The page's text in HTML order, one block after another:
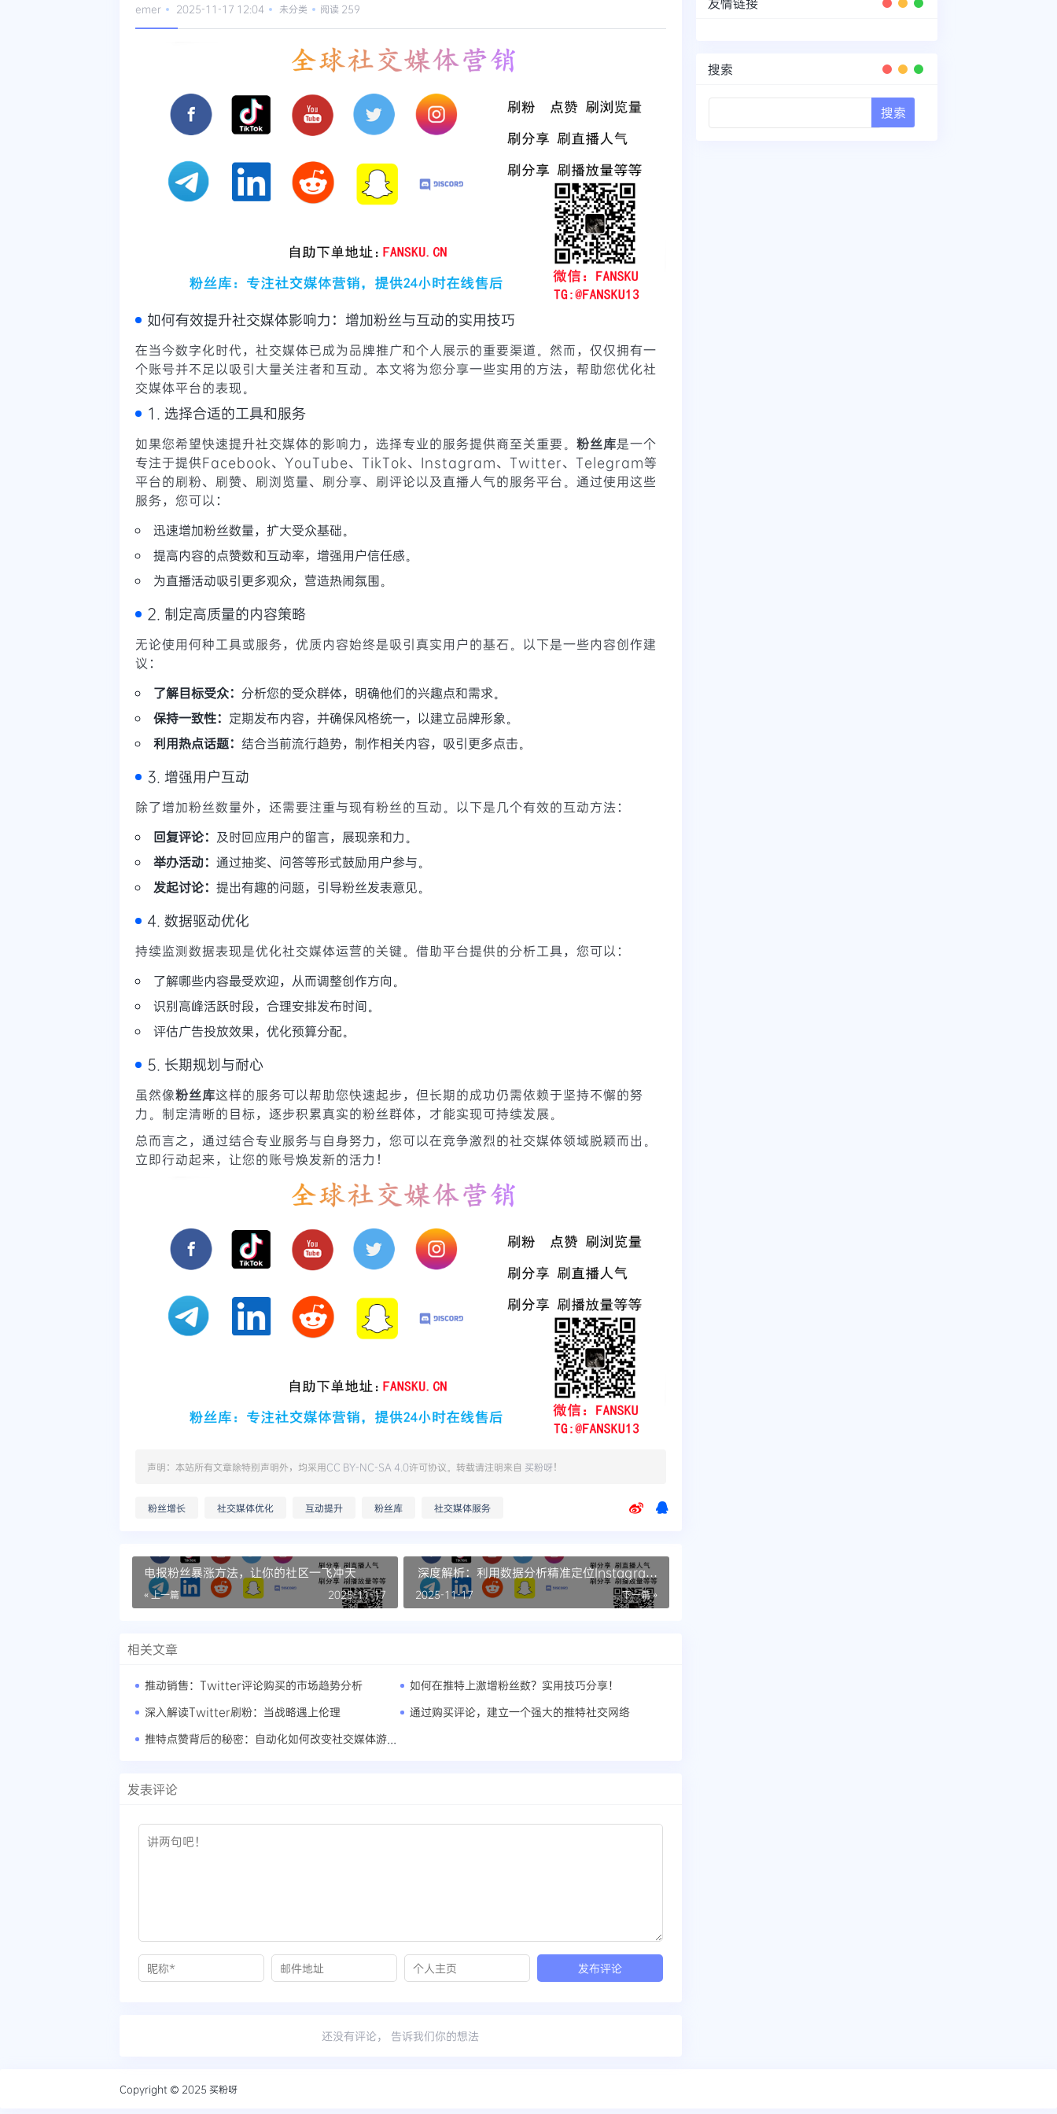
emer 2025-11-17 12:04 未分类 阅读 259
如何有效提升社交媒体影响力：增加粉丝与互动的实用技巧
在当今数字化时代，社交媒体已成为品牌推广和个人展示的重要渠道。然而，仅仅拥有一
个账号并不足以吸引大量关注者和互动。本文将为您分享一些实用的方法，帮助您优化社
交媒体平台的表现。
1. 选择合适的工具和服务
如果您希望快速提升社交媒体的影响力，选择专业的服务提供商至关重要。 粉丝库是一个
专注于提供Facebook、YouTube、TikTok、Instagram、Twitter、Telegram等
平台的刷粉、刷赞、刷浏览量、刷分享、刷评论以及直播人气的服务平台。通过使用这些
服务，您可以：
迅速增加粉丝数量，扩大受众基础。
提高内容的点赞数和互动率，增强用户信任感。
为直播活动吸引更多观众，营造热闹氛围。
2. 制定高质量的内容策略
无论使用何种工具或服务，优质内容始终是吸引真实用户的基石。以下是一些内容创作建
议：
了解目标受众： 分析您的受众群体，明确他们的兴趣点和需求。
保持一致性： 定期发布内容，并确保风格统一，以建立品牌形象。
利用热点话题： 结合当前流行趋势，制作相关内容，吸引更多点击。
3. 增强用户互动
除了增加粉丝数量外，还需要注重与现有粉丝的互动。以下是几个有效的互动方法：
回复评论： 及时回应用户的留言，展现亲和力。
举办活动： 通过抽奖、问答等形式鼓励用户参与。
发起讨论： 提出有趣的问题，引导粉丝发表意见。
4. 数据驱动优化
持续监测数据表现是优化社交媒体运营的关键。借助平台提供的分析工具，您可以：
了解哪些内容最受欢迎，从而调整创作方向。
识别高峰活跃时段，合理安排发布时间。
评估广告投放效果，优化预算分配。
5. 长期规划与耐心
虽然像粉丝库这样的服务可以帮助您快速起步，但长期的成功仍需依赖于坚持不懈的努
力。制定清晰的目标，逐步积累真实的粉丝群体，才能实现可持续发展。
总而言之，通过结合专业服务与自身努力，您可以在竞争激烈的社交媒体领域脱颖而出。
立即行动起来，让您的账号焕发新的活力！
声明：本站所有文章除特别声明外，均采用CC BY-NC-SA 4.0许可协议。转载请注明来自 买粉呀！
粉丝增长 社交媒体优化 互动提升 粉丝库 社交媒体服务
电报粉丝暴涨方法，让你的社区一飞冲天
« 上一篇 2025-11-17
深度解析：利用数据分析精准定位Instagram
上的理想受众
下一篇 »
2025-11-17
相关文章
推动销售：Twitter评论购买的市场趋势分析
如何在推特上激增粉丝数？实用技巧分享！
深入解读Twitter刷粉：当战略遇上伦理
通过购买评论，建立一个强大的推特社交网络
发表评论
还没有评论， 告诉我们你的想法
搜索
Copyright © 2025 买粉呀